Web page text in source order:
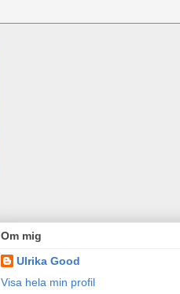
Om mig
Ulrika Good
Visa hela min profil